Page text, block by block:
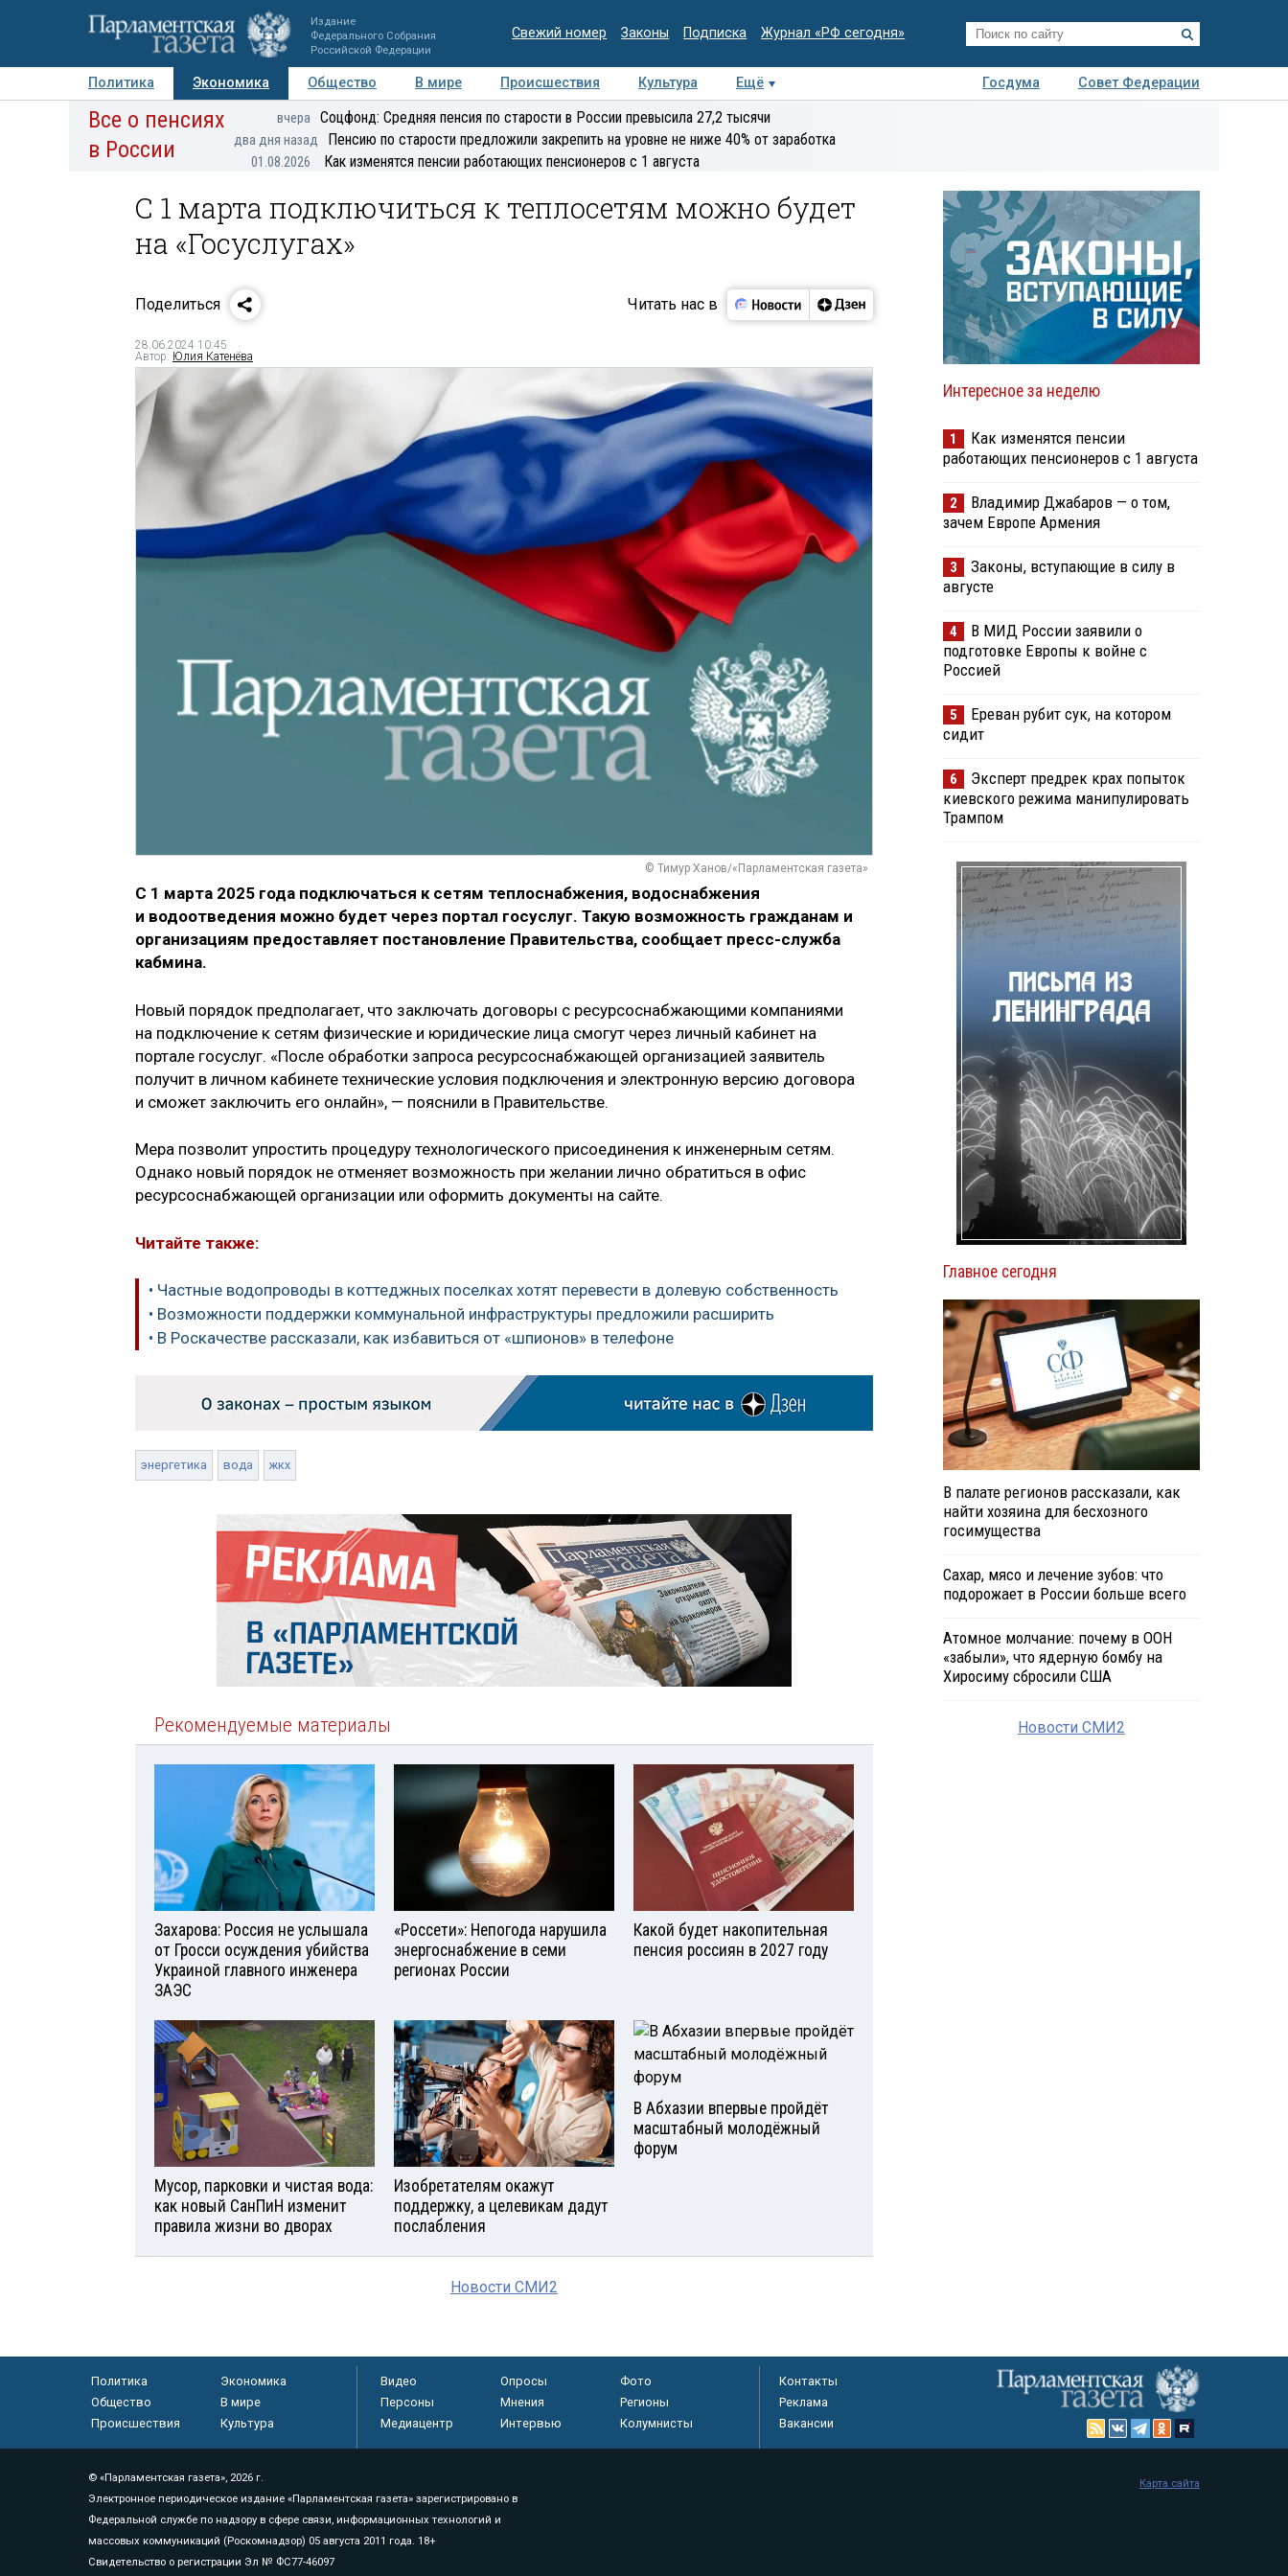
Издание
Федерального Собрания
Российской Федерации
Свежий номер Законы Подписка Журнал «РФ сегодня»
Политика Экономика Общество В мире Происшествия Культура Ещё Госдума
Совет Федерации
Авторы Персоны Мнения Регионы Медиацентр Интервью Колумнисты
экспертиза
Все о пенсиях
в России
вчера Соцфонд: Средняя пенсия по старости в России превысила 27,2 тысячи
два дня назад Пенсию по старости предложили закрепить на уровне не ниже 40% от заработка
01.08.2026 Как изменятся пенсии работающих пенсионеров с 1 августа
С 1 марта подключиться к теплосетям можно будет
на «Госуслугах»
Поделиться Читать нас в
28.06.2024 10:45
Автор: Юлия Катенёва
© Тимур Ханов/«Парламентская газета»
С 1 марта 2025 года подключаться к сетям теплоснабжения, водоснабжения
и водоотведения можно будет через портал госуслуг. Такую возможность гражданам и
организациям предоставляет постановление Правительства, сообщает пресс-служба
кабмина.
Новый порядок предполагает, что заключать договоры с ресурсоснабжающими компаниями
на подключение к сетям физические и юридические лица смогут через личный кабинет на
портале госуслуг. «После обработки запроса ресурсоснабжающей организацией заявитель
получит в личном кабинете технические условия подключения и электронную версию договора
и сможет заключить его онлайн», — пояснили в Правительстве.
Мера позволит упростить процедуру технологического присоединения к инженерным сетям.
Однако новый порядок не отменяет возможность при желании лично обратиться в офис
ресурсоснабжающей организации или оформить документы на сайте.
Читайте также:
• Частные водопроводы в коттеджных поселках хотят перевести в долевую собственность
• Возможности поддержки коммунальной инфраструктуры предложили расширить
• В Роскачестве рассказали, как избавиться от «шпионов» в телефоне
энергетика вода жкх
Рекомендуемые материалы
Захарова: Россия не услышала
от Гросси осуждения убийства
Украиной главного инженера
ЗАЭС
«Россети»: Непогода нарушила
энергоснабжение в семи
регионах России
Какой будет накопительная
пенсия россиян в 2027 году
Мусор, парковки и чистая вода:
как новый СанПиН изменит
правила жизни во дворах
Изобретателям окажут
поддержку, а целевикам дадут
послабления
В Абхазии впервые пройдёт
масштабный молодёжный
форум
Новости СМИ2
Интересное за неделю
1
Как изменятся пенсии
работающих пенсионеров с 1 августа
2
Владимир Джабаров — о том,
зачем Европе Армения
3
Законы, вступающие в силу в
августе
4
В МИД России заявили о
подготовке Европы к войне с
Россией
5
Ереван рубит сук, на котором
сидит
6
Эксперт предрек крах попыток
киевского режима манипулировать
Трампом
Главное сегодня
В палате регионов рассказали, как
найти хозяина для бесхозного
госимущества
Сахар, мясо и лечение зубов: что
подорожает в России больше всего
Атомное молчание: почему в ООН
«забыли», что ядерную бомбу на
Хиросиму сбросили США
Новости СМИ2
Политика
Экономика
Общество
В мире
Происшествия
Культура
Видео Опросы
Фото
Персоны
Мнения
Регионы
Медиацентр
Интервью Колумнисты
Контакты
Реклама
Вакансии
© «Парламентская газета», 2026 г.
Электронное периодическое издание «Парламентская газета» зарегистрировано в
Федеральной службе по надзору в сфере связи, информационных технологий и
массовых коммуникаций (Роскомнадзор) 05 августа 2011 года. 18+
Свидетельство о регистрации Эл № ФС77-46097
Карта сайта